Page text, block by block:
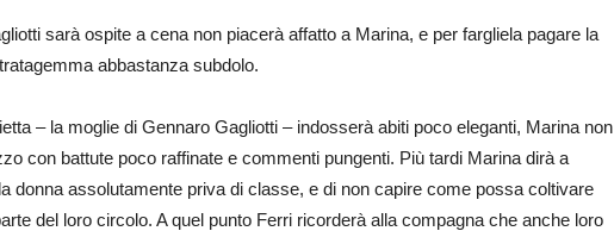
sarà ospite a cena non piacerà affatto a Marina, e per fargliela pagare la
abbastanza subdolo.
– la moglie di Gennaro Gagliotti – indosserà abiti poco eleganti, Marina non
con battute poco raffinate e commenti pungenti. Più tardi Marina dirà a
donna assolutamente priva di classe, e di non capire come possa coltivare
del loro circolo. A quel punto Ferri ricorderà alla compagna che anche loro